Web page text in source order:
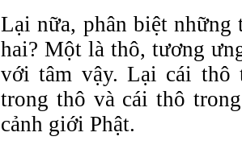
Lại nữa, phân biệt
hai? Một là thô, tương
với tâm vậy. Lại cái thô
trong thô và cái thô
cảnh giới Phật.